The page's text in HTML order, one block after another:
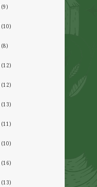
(9)
(10)
(8)
(12)
(12)
(13)
(11)
(10)
(16)
(13)